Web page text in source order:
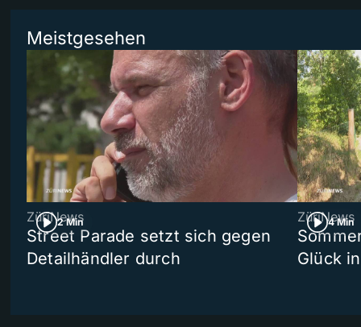
Meistgesehen
2 Min
ZüriNews
Street Parade setzt sich gegen
Detailhändler durch
4 Min
ZüriNews
Glück